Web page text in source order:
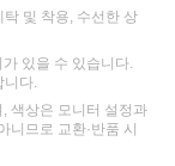
및 착용, 수선한 상
있을 수 있습니다.
니다.
색상은 모니터 설정과
므로 교환·반품 시